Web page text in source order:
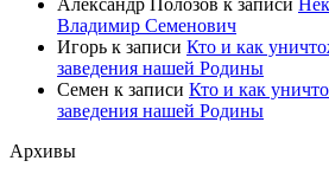
Александр Полозов к записи
Владимир Семенович
Игорь к записи Кто и как
заведения нашей Родины
Семен к записи Кто и как
заведения нашей Родины
Архивы